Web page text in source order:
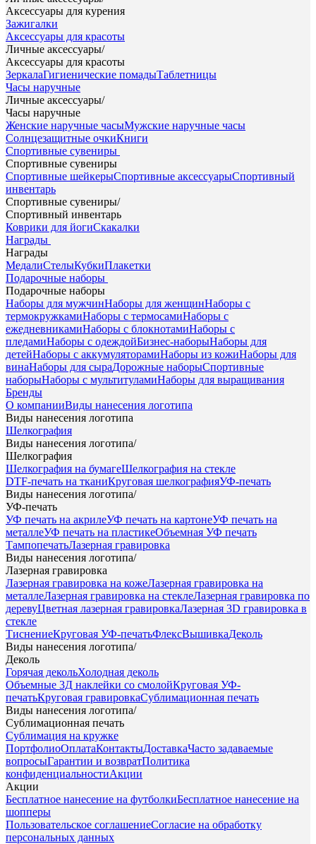
Аксессуары для курения
Зажигалки
Аксессуары для красоты
Личные аксессуары/
Аксессуары для красоты
ЗеркалаГигиенические помадыТаблетницы
Часы наручные
Личные аксессуары/
Часы наручные
Женские наручные часыМужские наручные часы
Солнцезащитные очкиКниги
Спортивные сувениры
Спортивные сувениры
Спортивные шейкерыСпортивные аксессуарыСпортивный
инвентарь
Спортивные сувениры/
Спортивный инвентарь
Коврики для йогиСкакалки
Награды
Награды
МедалиСтелыКубкиПлакетки
Подарочные наборы
Подарочные наборы
Наборы для мужчинНаборы для женщинНаборы с
термокружкамиНаборы с термосамиНаборы с
ежедневникамиНаборы с блокнотамиНаборы с
пледамиНаборы с одеждойБизнес-наборыНаборы для
детейНаборы с аккумуляторамиНаборы из кожиНаборы для
винаНаборы для сыраДорожные наборыСпортивные
наборыНаборы с мультитуламиНаборы для выращивания
Бренды
О компанииВиды нанесения логотипа
Виды нанесения логотипа
Шелкография
Виды нанесения логотипа/
Шелкография
Шелкография на бумагеШелкография на стекле
DTF-печать на тканиКруговая шелкографияУФ-печать
Виды нанесения логотипа/
УФ-печать
УФ печать на акрилеУФ печать на картонеУФ печать на
металлеУФ печать на пластикеОбъемная УФ печать
ТампопечатьЛазерная гравировка
Виды нанесения логотипа/
Лазерная гравировка
Лазерная гравировка на кожеЛазерная гравировка на
металлеЛазерная гравировка на стеклеЛазерная гравировка по
деревуЦветная лазерная гравировкаЛазерная 3D гравировка в
стекле
ТиснениеКруговая УФ-печатьФлексВышивкаДеколь
Виды нанесения логотипа/
Деколь
Горячая декольХолодная деколь
Объемные 3Д наклейки со смолойКруговая УФ-
печатьКруговая гравировкаСублимационная печать
Виды нанесения логотипа/
Сублимационная печать
Сублимация на кружке
ПортфолиоОплатаКонтактыДоставкаЧасто задаваемые
вопросыГарантии и возвратПолитика
конфиденциальностиАкции
Акции
Бесплатное нанесение на футболкиБесплатное нанесение на
шопперы
Пользовательское соглашениеСогласие на обработку
персональных данных